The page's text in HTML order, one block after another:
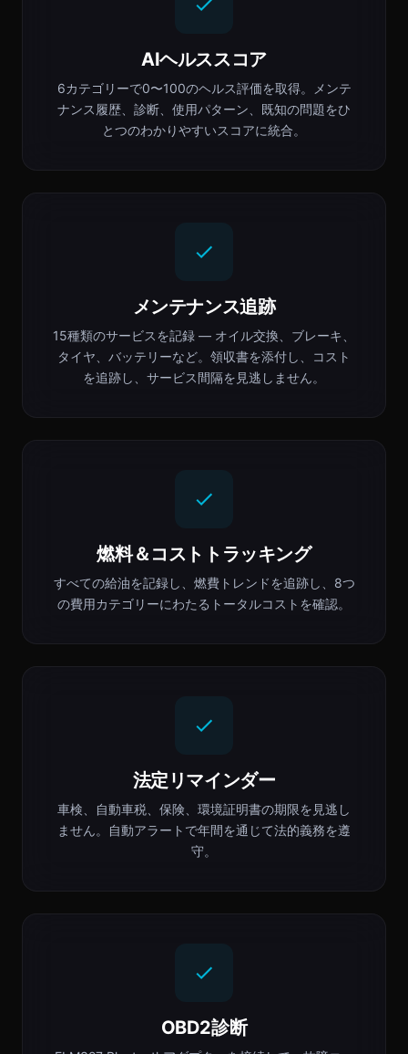
AIヘルススコア
6カテゴリーで0〜100のヘルス評価を取得。メンテ
ナンス履歴、診断、使用パターン、既知の問題をひ
とつのわかりやすいスコアに統合。
メンテナンス追跡
15種類のサービスを記録 — オイル交換、ブレーキ、
タイヤ、バッテリーなど。領収書を添付し、コスト
を追跡し、サービス間隔を見逃しません。
燃料＆コストトラッキング
すべての給油を記録し、燃費トレンドを追跡し、8つ
の費用カテゴリーにわたるトータルコストを確認。
法定リマインダー
車検、自動車税、保険、環境証明書の期限を見逃し
ません。自動アラートで年間を通じて法的義務を遵
守。
OBD2診断